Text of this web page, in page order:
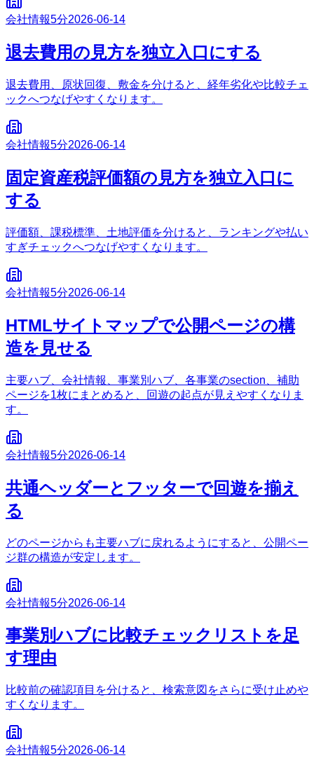
会社情報5分2026-06-14
退去費用の見方を独立入口にする
退去費用、原状回復、敷金を分けると、経年劣化や比較チェ
ックへつなげやすくなります。
会社情報5分2026-06-14
固定資産税評価額の見方を独立入口に
する
評価額、課税標準、土地評価を分けると、ランキングや払い
すぎチェックへつなげやすくなります。
会社情報5分2026-06-14
HTMLサイトマップで公開ページの構
造を見せる
主要ハブ、会社情報、事業別ハブ、各事業のsection、補助
ページを1枚にまとめると、回遊の起点が見えやすくなりま
す。
会社情報5分2026-06-14
共通ヘッダーとフッターで回遊を揃え
る
どのページからも主要ハブに戻れるようにすると、公開ペー
ジ群の構造が安定します。
会社情報5分2026-06-14
事業別ハブに比較チェックリストを足
す理由
比較前の確認項目を分けると、検索意図をさらに受け止めや
すくなります。
会社情報5分2026-06-14